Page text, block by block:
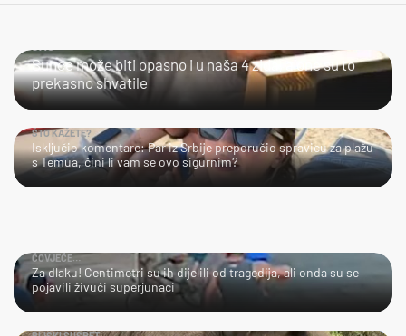
Sunce može biti opasno i u naša 4 zida, a one su to
prekasno shvatile
ŠTO KAŽETE?
Isključio komentare: Par iz Srbije preporučio spravicu za plažu
s Temua, čini li vam se ovo sigurnim?
ČOVJEČE…
Za dlaku! Centimetri su ih dijelili od tragedija, ali onda su se
pojavili živući superjunaci